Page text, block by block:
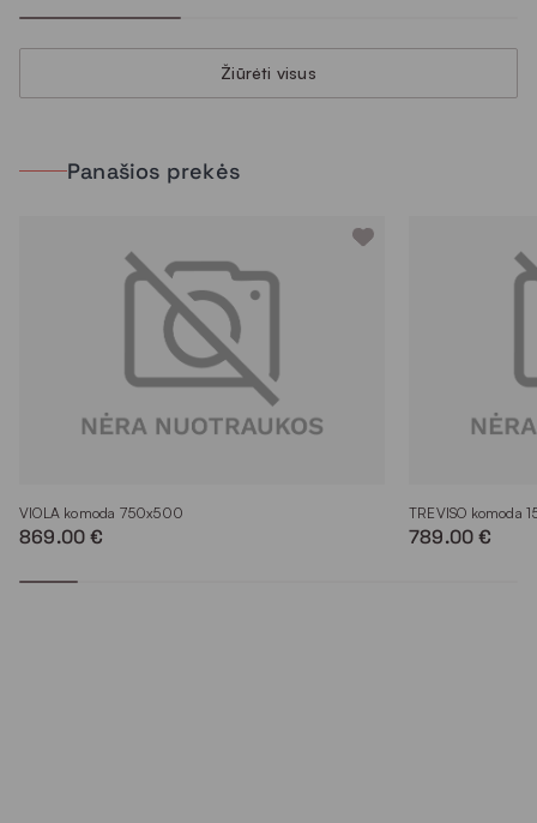
Žiūrėti visus
Panašios prekės
VIOLA komoda 750x500
869.00 €
TREVISO komoda
789.00 €